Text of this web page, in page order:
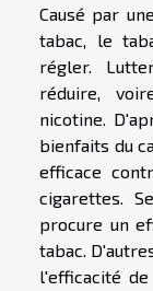
Causé par
tabac, le
régler.
réduire,
nicotine.
bienfaits du
efficace
cigarettes.
procure un
tabac.
l'efficacité